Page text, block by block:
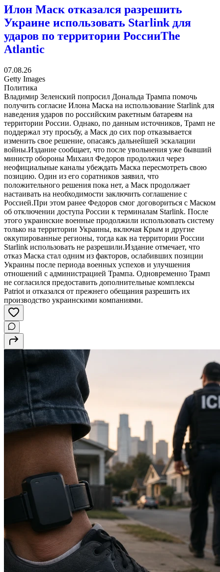
Илон Маск отказался разрешить
Украине использовать Starlink для
ударов по территории РоссииThe
Atlantic
07.08.26
Getty Images
Политика
Владимир Зеленский попросил Дональда Трампа помочь
получить согласие Илона Маска на использование Starlink для
наведения ударов по российским ракетным батареям на
территории России. Однако, по данным источников, Трамп не
поддержал эту просьбу, а Маск до сих пор отказывается
изменить свое решение, опасаясь дальнейшей эскалации
войны.Издание сообщает, что после увольнения уже бывший
министр обороны Михаил Федоров продолжил через
неофициальные каналы убеждать Маска пересмотреть свою
позицию. Один из его соратников заявил, что
положительного решения пока нет, а Маск продолжает
настаивать на необходимости заключить соглашение с
Россией.При этом ранее Федоров смог договориться с Маском
об отключении доступа России к терминалам Starlink. После
этого украинские военные продолжили использовать систему
только на территории Украины, включая Крым и другие
оккупированные регионы, тогда как на территории России
Starlink использовать не разрешили.Издание отмечает, что
отказ Маска стал одним из факторов, ослабивших позиции
Украины после периода военных успехов и улучшения
отношений с администрацией Трампа. Одновременно Трамп
не согласился предоставить дополнительные комплексы
Patriot и отказался от прежнего обещания разрешить их
производство украинскими компаниями.